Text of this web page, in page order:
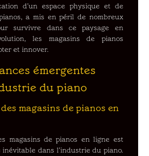
d’un espace physique et de
a mis en péril de nombreux
survivre dans ce paysage en
les magasins de pianos
et innover.
émergentes
du piano
magasins de pianos en
magasins de pianos en ligne est
dans l’industrie du piano.